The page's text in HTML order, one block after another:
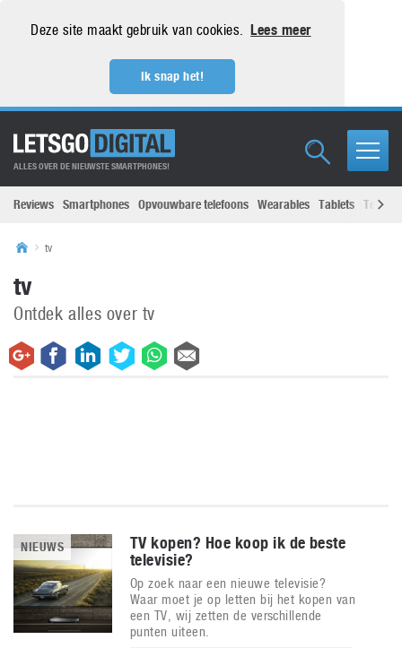
Deze site maakt gebruik van cookies. Lees meer
Ik snap het!
ALLES OVER DE NIEUWSTE SMARTPHONES!
Reviews Smartphones Opvouwbare telefoons Wearables Tablets
tv
tv
Ontdek alles over tv
NIEUWS
TV kopen? Hoe koop ik de beste
televisie?
Op zoek naar een nieuwe televisie?
Waar moet je op letten bij het kopen van
een TV, wij zetten de verschillende
punten uiteen.